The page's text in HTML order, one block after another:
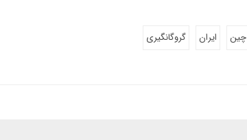
چین ایران گروگانگیری